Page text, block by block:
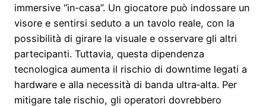
immersive “in‑casa”. Un giocatore può indossare un
visore e sentirsi seduto a un tavolo reale, con la
possibilità di girare la visuale e osservare gli altri
partecipanti. Tuttavia, questa dipendenza
tecnologica aumenta il rischio di downtime legati a
hardware e alla necessità di banda ultra‑alta. Per
mitigare tale rischio, gli operatori dovrebbero